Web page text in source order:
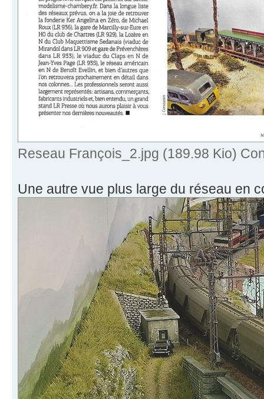
Reseau François_2.jpg (189.98 Kio)
Une autre vue plus large du réseau en